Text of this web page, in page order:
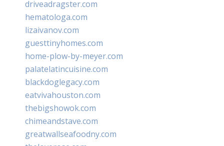
driveadragster.com
hematologa.com
lizaivanov.com
guesttinyhomes.com
home-plow-by-meyer.com
palatelatincuisine.com
blackdoglegacy.com
eatvivahouston.com
thebigshowok.com
chimeandstave.com
greatwallseafoodny.com